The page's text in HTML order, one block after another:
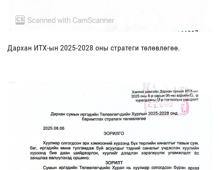
Дархан ИТХ-ын 2025-2028 оны стратеги төлөвлөгөө.